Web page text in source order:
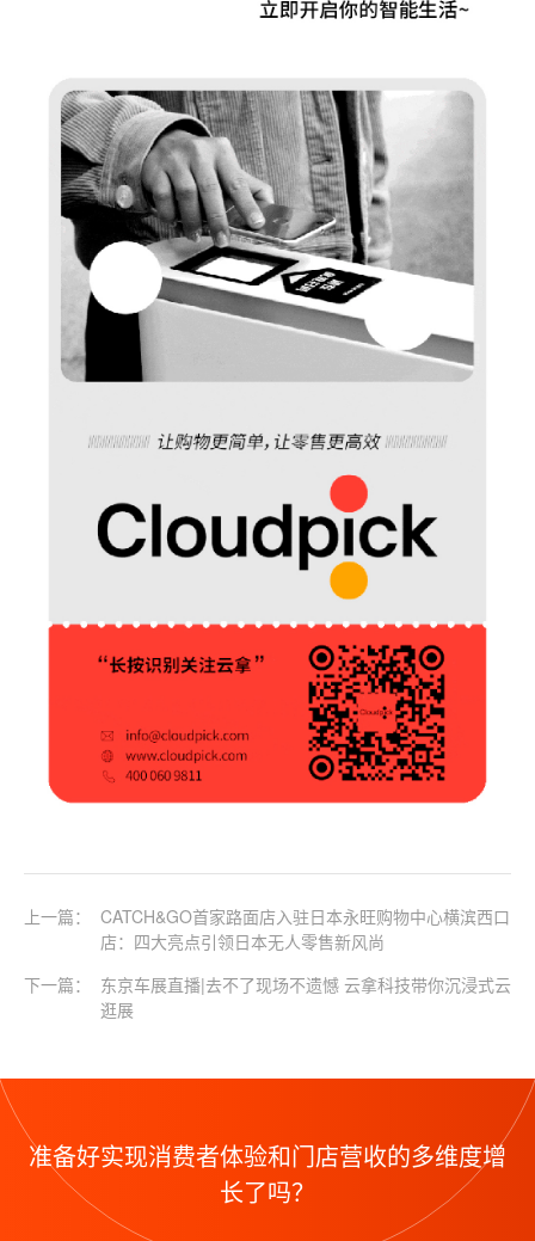
上一篇：
CATCH&GO首家路面店入驻日本永旺购物中心横滨西口
店：四大亮点引领日本无人零售新风尚
下一篇：
东京车展直播|去不了现场不遗憾 云拿科技带你沉浸式云
逛展
准备好实现消费者体验和门店营收的多维度增
长了吗？